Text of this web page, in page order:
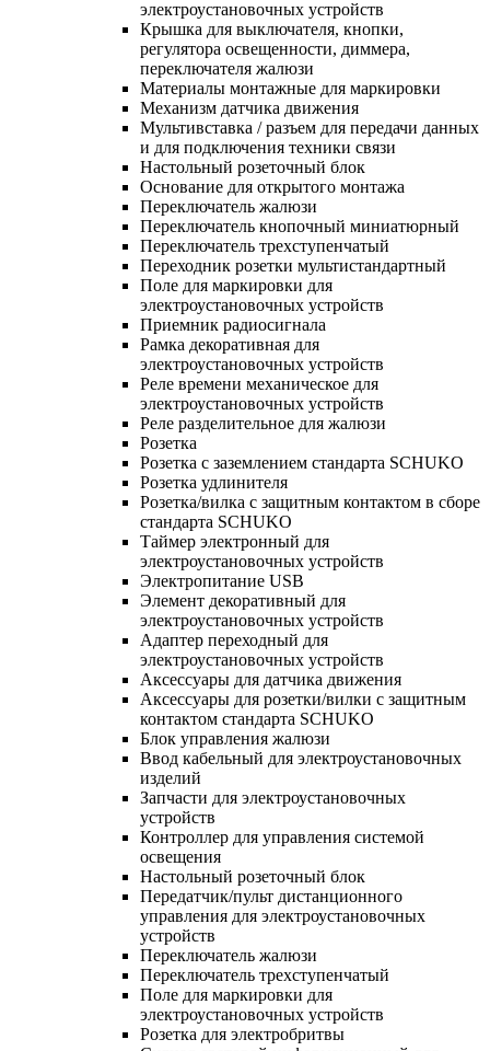
электроустановочных устройств
Крышка для выключателя, кнопки,
регулятора освещенности, диммера,
переключателя жалюзи
Материалы монтажные для маркировки
Механизм датчика движения
Мультивставка / разъем для передачи данных
и для подключения техники связи
Настольный розеточный блок
Основание для открытого монтажа
Переключатель жалюзи
Переключатель кнопочный миниатюрный
Переключатель трехступенчатый
Переходник розетки мультистандартный
Поле для маркировки для
электроустановочных устройств
Приемник радиосигнала
Рамка декоративная для
электроустановочных устройств
Реле времени механическое для
электроустановочных устройств
Реле разделительное для жалюзи
Розетка
Розетка с заземлением стандарта SCHUKO
Розетка удлинителя
Розетка/вилка с защитным контактом в сборе
стандарта SCHUKO
Таймер электронный для
электроустановочных устройств
Электропитание USB
Элемент декоративный для
электроустановочных устройств
Адаптер переходный для
электроустановочных устройств
Аксессуары для датчика движения
Аксессуары для розетки/вилки с защитным
контактом стандарта SCHUKO
Блок управления жалюзи
Ввод кабельный для электроустановочных
изделий
Запчасти для электроустановочных
устройств
Контроллер для управления системой
освещения
Настольный розеточный блок
Передатчик/пульт дистанционного
управления для электроустановочных
устройств
Переключатель жалюзи
Переключатель трехступенчатый
Поле для маркировки для
электроустановочных устройств
Розетка для электробритвы